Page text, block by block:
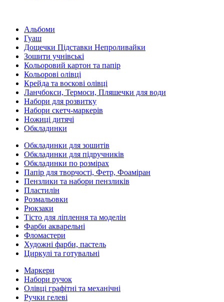
Альбоми
Гуаш
Дощечки Підставки Непроливайки
Зошити учнівські
Кольоровий картон та папір
Кольорові олівці
Крейда та воскові олівці
Ланчбокси, Термоси, Пляшечки для води
Набори для розвитку
Набори скетч-маркерів
Ножиці дитячі
Обкладинки
Обкладинки для зошитів
Обкладинки для підручників
Обкладинки по розмірах
Папір для творчості, Фетр, Фоаміран
Пензлики та набори пензликів
Пластилін
Розмальовки
Рюкзаки
Тісто для ліплення та моделін
Фарби акварельні
Фломастери
Художні фарби, пастель
Циркулі та готувальні
Маркери
Набори ручок
Олівці графітні та механічні
Ручки гелеві